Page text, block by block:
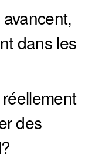
dans les
des